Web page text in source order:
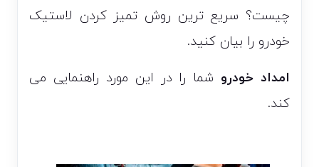
چیست؟ سریع ترین روش تمیز کردن لاستیک
خودرو را بیان کنید.
امداد خودرو شما را در این مورد راهنمایی می
کند.